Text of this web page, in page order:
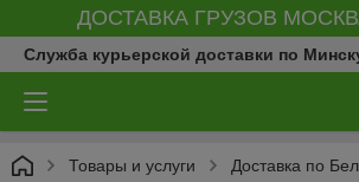
ДОСТАВКА ГРУЗОВ
Служба курьерской доставки по
Товары и услуги Доставка по